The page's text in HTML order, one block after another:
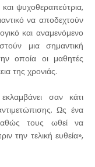
ψυχοθεραπεύτρια,
να αποδεχτούν
και αναμενόμενο
μια σημαντική
οποία οι μαθητές
της χρονιάς.
σαν κάτι
Ως ένα
τους ωθεί να
την τελική ευθεία»,